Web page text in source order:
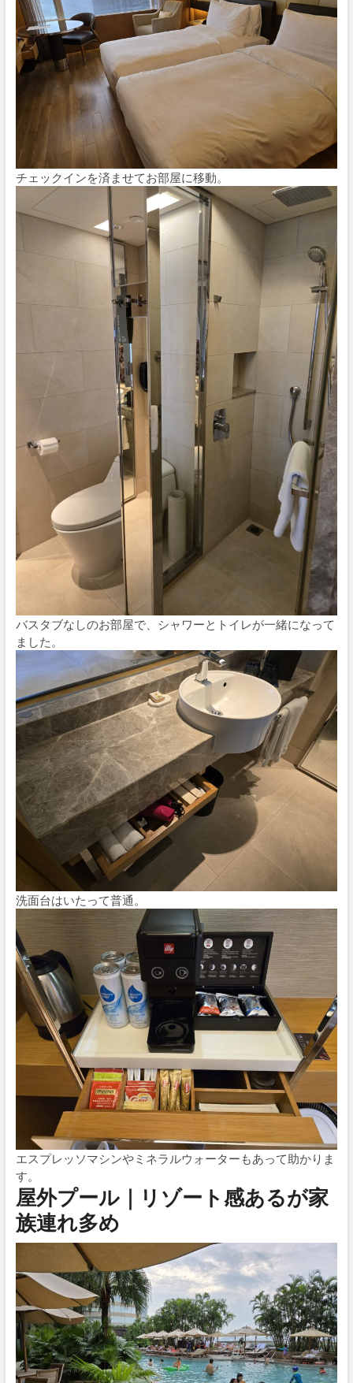
チェックインを済ませてお部屋に移動。
バスタブなしのお部屋で、シャワーとトイレが一緒になって
ました。
洗面台はいたって普通。
エスプレッソマシンやミネラルウォーターもあって助かりま
す。
屋外プール｜リゾート感あるが家
族連れ多め